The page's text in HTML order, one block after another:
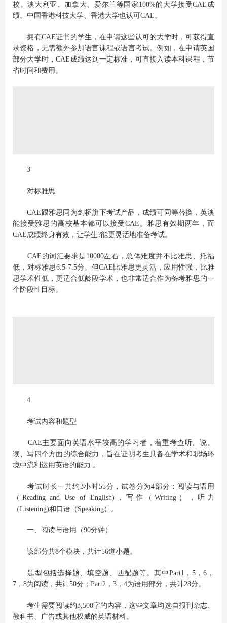
校。澳大利亚、加拿大、爱尔兰等国家100%的大学接受CAE成
绩。中国香港科技大学、香港大学也认可CAE。
拥有CAE证书的学生，在申请这些认可的大学时，可获得直
录资格，无需额外参加语言课程或语言考试。例如，在申请英国
部分大学时，CAE成绩达到一定标准，可直接入读本科课程，节
省时间和费用。
3
对标雅思
CAE跟雅思同为剑桥旗下考试产品，成绩可同等替换，英澳
能接受雅思的高校基本都可以接受CAE。雅思有效期两年，而
CAE成绩终身有效，让学生?能更灵活地准备考试。
CAE的词汇要求是10000左右，总体难度并不比雅思、托福
低，对标雅思6.5-7.5分。但CAE比雅思更灵活，应用性强，比雅
思学术性低，更适合低龄段学术，也非常适合作为备考雅思的一
个阶段性目标。
4
考试内容和题型
CAE主要面向英语水平较高的学习者，着重考查听、说、
读、写四个方面的综合能力，旨在证明考生具备在学术和职场环
境中流利运用英语的能力 。
考试时长一共约3小时55分，试卷分为4部分：阅读与语用
（Reading and Use of English)，写作（Writing），听力
（Listening)和口语（Speaking）。
一、阅读与语用（90分钟）
该部分共8个模块，共计56道小题。
题型包括选择题、填空题、匹配题等。其中Part1，5，6，
7，8为阅读，共计50分；Part2，3，4为语用部分，共计28分。
考生需要阅读约3,500字的内容，这些文章均选自报刊杂志、
教科书、广告或其他权威的英语材料。